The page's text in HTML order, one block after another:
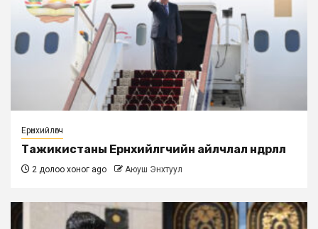
Ерөнхийлөгч
Тажикистаны Ерөнхийлөгчийн айлчлал өндөрлөлөө
2 долоо хоног ago Аюуш Энхтуул